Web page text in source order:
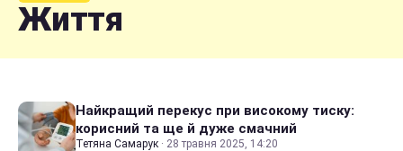
Життя
Найкращий перекус при високому тиску:
корисний та ще й дуже смачний
Тетяна Самарук · 28 травня 2025, 14:20